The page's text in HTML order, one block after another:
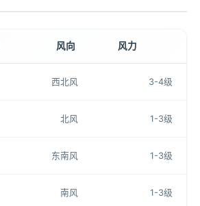
风向 风力
西北风 3-4级
北风 1-3级
东南风 1-3级
南风 1-3级